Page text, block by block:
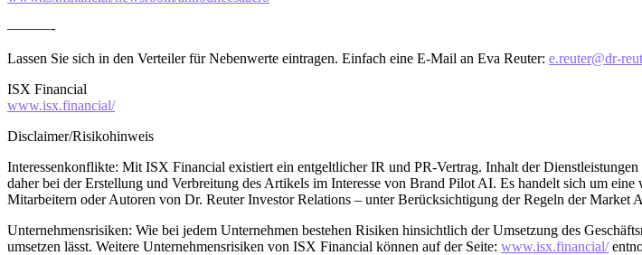
———-
Lassen Sie sich in den Verteiler für Nebenwerte eintragen. Einfach eine E-Mail an Eva Reuter: e.reuter@dr-
ISX Financial
www.isx.financial/
Disclaimer/Risikohinweis
Interessenkonflikte: Mit ISX Financial existiert ein entgeltlicher IR und PR-Vertrag. Inhalt der
daher bei der Erstellung und Verbreitung des Artikels im Interesse von Brand Pilot AI. Es handelt sich um
Mitarbeitern oder Autoren von Dr. Reuter Investor Relations – unter Berücksichtigung der Regeln der Market
Unternehmensrisiken: Wie bei jedem Unternehmen bestehen Risiken hinsichtlich der Umsetzung des
umsetzen lässt. Weitere Unternehmensrisiken von ISX Financial können auf der Seite: www.isx.financial/